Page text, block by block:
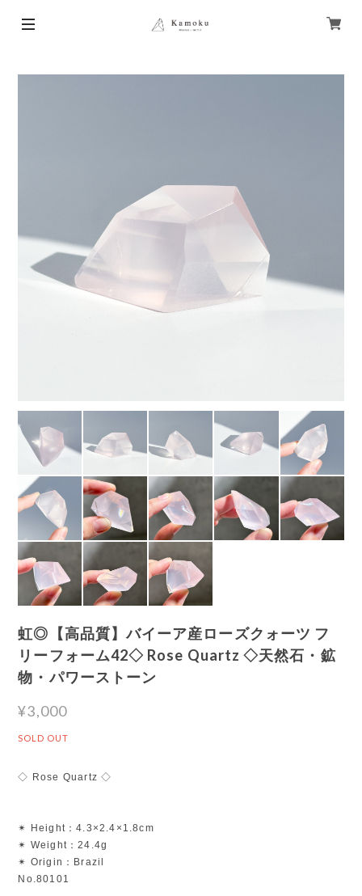
虹◎【高品質】バイーア産ローズクォーツ フ
リーフォーム42◇ Rose Quartz ◇天然石・鉱
物・パワーストーン
¥3,000
SOLD OUT
◇ Rose Quartz ◇
✴︎ Height：4.3×2.4×1.8cm
✴︎ Weight：24.4g
✴︎ Origin：Brazil
No.80101